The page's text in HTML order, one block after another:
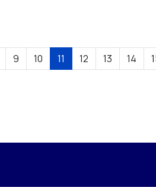
9 10 11 12 13 14